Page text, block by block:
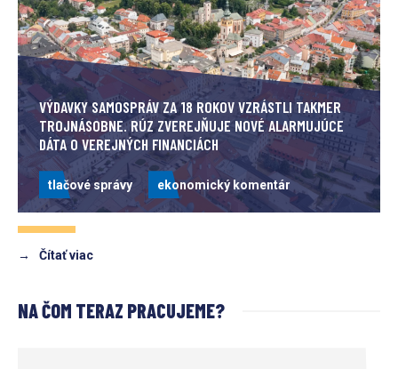
NA ČOM TERAZ PRACUJEME?
VÝDAVKY SAMOSPRÁV ZA 18 ROKOV VZRÁSTLI TAKMER
TROJNÁSOBNE. RÚZ ZVEREJŇUJE NOVÉ ALARMUJÚCE
DÁTA O VEREJNÝCH FINANCIÁCH
tlačové správy ekonomický komentár
→ Čítať viac